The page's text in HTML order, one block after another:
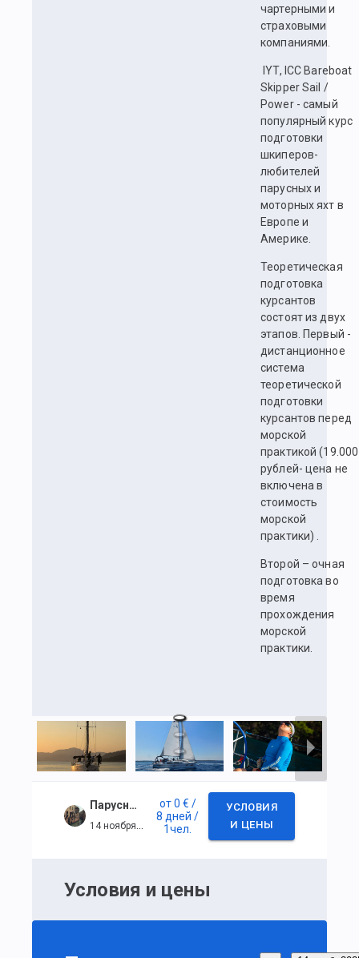
чартерными и
страховыми
компаниями.
IYT, ICC Bareboat
Skipper Sail /
Power - самый
популярный курс
подготовки
шкиперов-
любителей
парусных и
моторных яхт в
Европе и
Америке.
Теоретическая
подготовка
курсантов
состоят из двух
этапов. Первый -
дистанционное
система
теоретической
подготовки
курсантов перед
морской
практикой (19.000
рублей- цена не
включена в
стоимость
морской
практики) .
Второй – очная
подготовка во
время
прохождения
морской
практики.
Парусный курс IYT в Фетхие
от0 € /
8 дней /
1чел.
УСЛОВИЯ
И ЦЕНЫ
Условия и цены